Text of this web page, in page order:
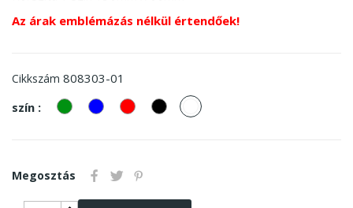
Az árak emblémázás nélkül értendőek!
Cikkszám 808303-01
szín :
zöld kek piros Feketefehér
Megosztás